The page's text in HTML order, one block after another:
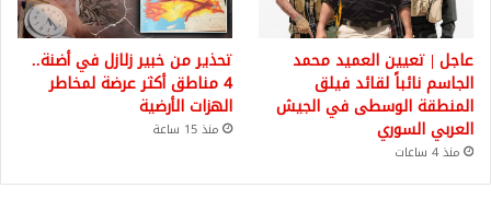
عاجل | تعيين العميد محمد
الجاسم نائباً لقائد فيلق
المنطقة الوسطى في الجيش
العربي السوري
منذ 4 ساعات
تحذير من خبير زلازل في أضنة..
4 مناطق أكثر عرضة لمخاطر
الهزات الأرضية
منذ 15 ساعة